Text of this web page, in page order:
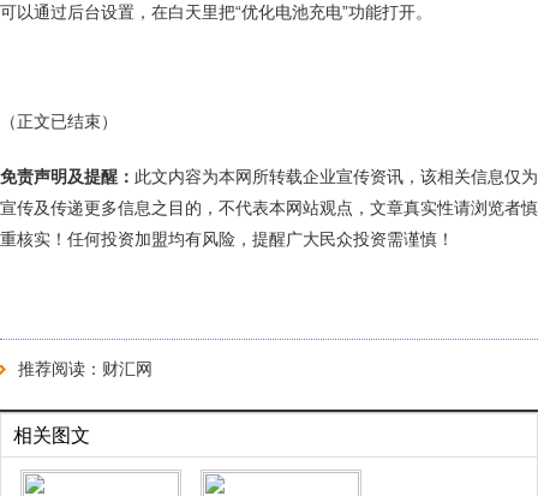
可以通过后台设置，在白天里把“优化电池充电”功能打开。
（正文已结束）
免责声明及提醒： 此文内容为本网所转载企业宣传资讯，该相关信息仅为
宣传及传递更多信息之目的，不代表本网站观点，文章真实性请浏览者慎
重核实！任何投资加盟均有风险，提醒广大民众投资需谨慎！
推荐阅读： 财汇网
相关图文